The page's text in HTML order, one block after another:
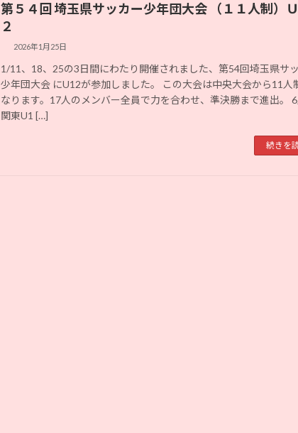
第５４回 埼玉県サッカー少年団大会 （１１人制）
２
2026年1月25日
1/11、18、25の3日間にわたり開催されました、第54回埼玉県サ
少年団大会 にU12が参加しました。 この大会は中央大会から11人
なります。17人のメンバー全員で力を合わせ、準決勝まで進出。
関東U1 […]
続きを